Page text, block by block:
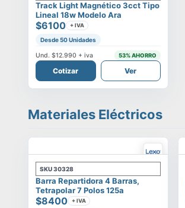
Track Light Magnético 3cct Tipo
Lineal 18w Modelo Ara
$6100 + IVA
Desde 50 Unidades
Und.$12.990 + iva 53% AHORRO
Cotizar Ver
Materiales Eléctricos
SKU30328
Barra Repartidora 4 Barras,
Tetrapolar 7 Polos 125a
$8400 + IVA